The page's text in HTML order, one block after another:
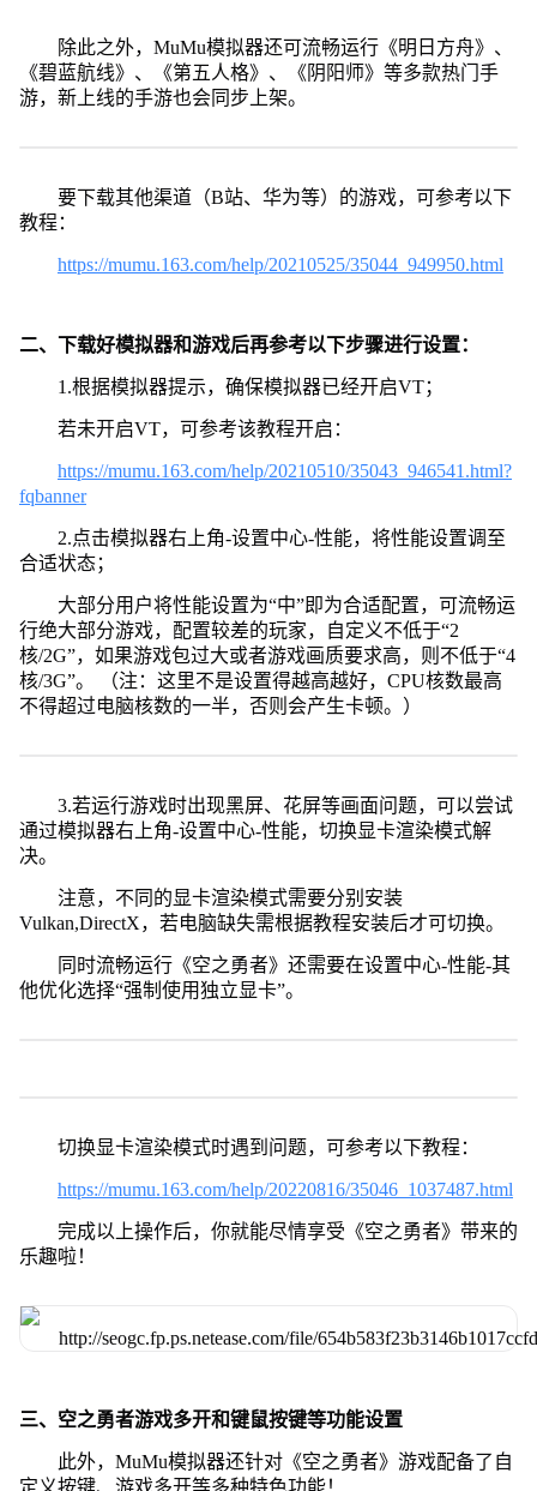
除此之外，MuMu模拟器还可流畅运行《明日方舟》、
《碧蓝航线》、《第五人格》、《阴阳师》等多款热门手
游，新上线的手游也会同步上架。
要下载其他渠道（B站、华为等）的游戏，可参考以下
教程：
https://mumu.163.com/help/20210525/35044_949950.html
二、下载好模拟器和游戏后再参考以下步骤进行设置：
1.根据模拟器提示，确保模拟器已经开启VT；
若未开启VT，可参考该教程开启：
https://mumu.163.com/help/20210510/35043_946541.html?
fqbanner
2.点击模拟器右上角-设置中心-性能，将性能设置调至
合适状态；
大部分用户将性能设置为“中”即为合适配置，可流畅运
行绝大部分游戏，配置较差的玩家，自定义不低于“2
核/2G”，如果游戏包过大或者游戏画质要求高，则不低于“4
核/3G”。 （注：这里不是设置得越高越好，CPU核数最高
不得超过电脑核数的一半，否则会产生卡顿。）
3.若运行游戏时出现黑屏、花屏等画面问题，可以尝试
通过模拟器右上角-设置中心-性能，切换显卡渲染模式解
决。
注意，不同的显卡渲染模式需要分别安装
Vulkan,DirectX，若电脑缺失需根据教程安装后才可切换。
同时流畅运行《空之勇者》还需要在设置中心-性能-其
他优化选择“强制使用独立显卡”。
切换显卡渲染模式时遇到问题，可参考以下教程：
https://mumu.163.com/help/20220816/35046_1037487.html
完成以上操作后，你就能尽情享受《空之勇者》带来的
乐趣啦！
三、空之勇者游戏多开和键鼠按键等功能设置
此外，MuMu模拟器还针对《空之勇者》游戏配备了自
定义按键、游戏多开等多种特色功能！